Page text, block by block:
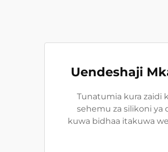
Uendeshaji
Tunatumia kura zaidi
sehemu za silikoni ya
kuwa bidhaa itakuwa